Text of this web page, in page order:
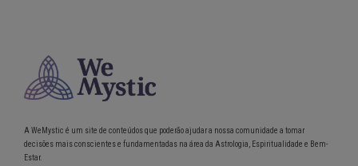
A WeMystic é um site de conteúdos que poderão ajudar a nossa comunidade a tomar
decisões mais conscientes e fundamentadas na área da Astrologia, Espiritualidade e Bem-
Estar.